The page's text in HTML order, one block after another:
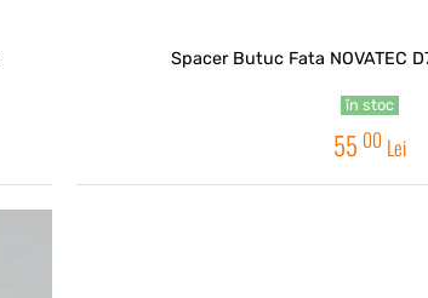
Spacer Butuc Fata NOVATEC
în stoc
55 00 Lei